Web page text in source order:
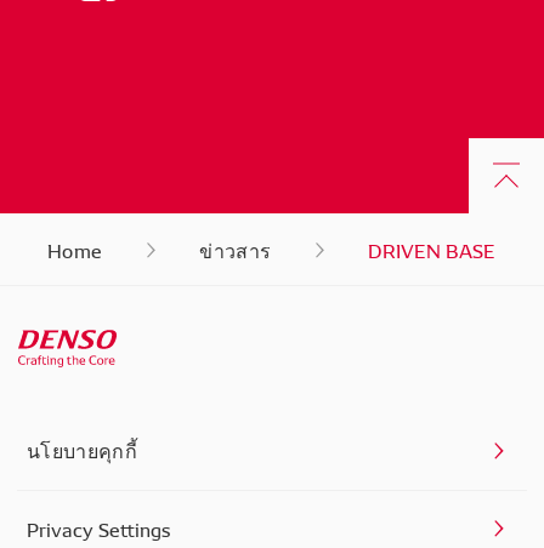
Home ข่าวสาร DRIVEN BASE
นโยบายคุกกี้
Privacy Settings